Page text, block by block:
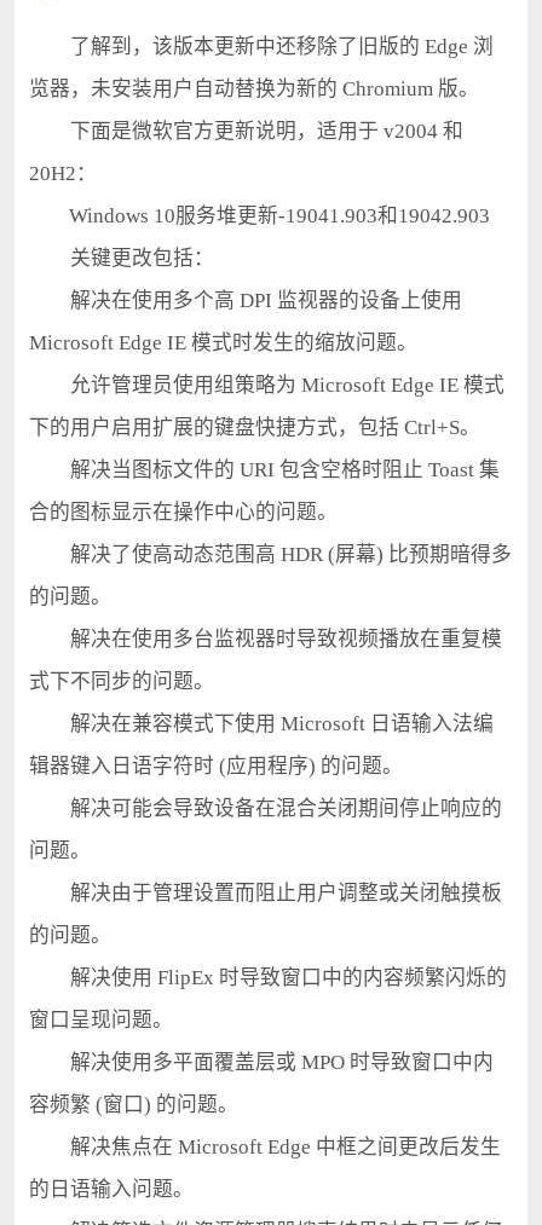
了解到，该版本更新中还移除了旧版的 Edge 浏
览器，未安装用户自动替换为新的 Chromium 版。
下面是微软官方更新说明，适用于 v2004 和
20H2：
Windows 10服务堆更新-19041.903和19042.903
关键更改包括：
解决在使用多个高 DPI 监视器的设备上使用
Microsoft Edge IE 模式时发生的缩放问题。
允许管理员使用组策略为 Microsoft Edge IE 模式
下的用户启用扩展的键盘快捷方式，包括 Ctrl+S。
解决当图标文件的 URI 包含空格时阻止 Toast 集
合的图标显示在操作中心的问题。
解决了使高动态范围高 HDR (屏幕) 比预期暗得多
的问题。
解决在使用多台监视器时导致视频播放在重复模
式下不同步的问题。
解决在兼容模式下使用 Microsoft 日语输入法编
辑器键入日语字符时 (应用程序) 的问题。
解决可能会导致设备在混合关闭期间停止响应的
问题。
解决由于管理设置而阻止用户调整或关闭触摸板
的问题。
解决使用 FlipEx 时导致窗口中的内容频繁闪烁的
窗口呈现问题。
解决使用多平面覆盖层或 MPO 时导致窗口中内
容频繁 (窗口) 的问题。
解决焦点在 Microsoft Edge 中框之间更改后发生
的日语输入问题。